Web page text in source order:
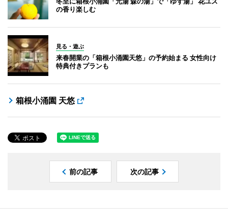
の香り楽しむ
見る・遊ぶ
来春開業の「箱根小涌園天悠」の予約始まる 女性向け
特典付きプランも
箱根小涌園 天悠
前の記事 次の記事